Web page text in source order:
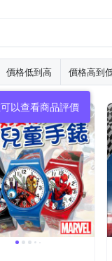
價格低到高 價格高到
以查看商品評價